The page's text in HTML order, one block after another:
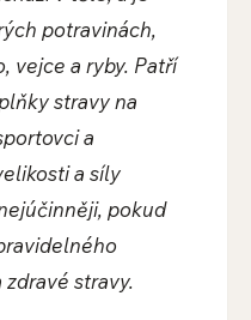
potravinách,
vejce a ryby. Patří
stravy na
a
a síly
pokud
stravy.